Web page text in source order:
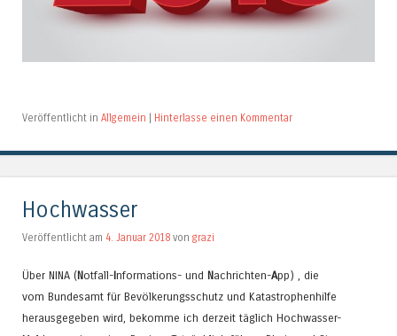
Veröffentlicht in Allgemein Hinterlasse einen Kommentar
Hochwasser
Veröffentlicht am 4. Januar 2018 von grazi
Über NINA (Notfall-Informations- und Nachrichten-App) , die
vom Bundesamt für Bevölkerungsschutz und Katastrophenhilfe
herausgegeben wird, bekomme ich derzeit täglich Hochwasser-